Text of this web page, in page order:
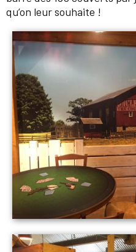
qu’on leur souhaite !